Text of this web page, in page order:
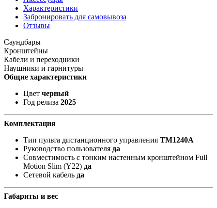
Характеристики
Забронировать для самовывоза
Отзывы
Саундбары
Кронштейны
Кабели и переходники
Наушники и гарнитуры
Общие характеристики
Цвет черный
Год релиза 2025
Комплектация
Тип пульта дистанционного управления TM1240A
Руководство пользователя да
Совместимость с тонким настенным кронштейном Full
Motion Slim (Y22) да
Сетевой кабель да
Габариты и вес